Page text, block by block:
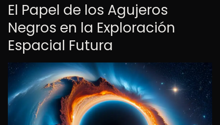
El Papel de los Agujeros
Negros en la Exploración
Espacial Futura